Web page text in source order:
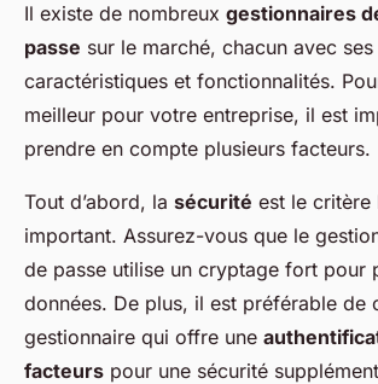
Il existe de nombreux gestionnaires
passe sur le marché, chacun avec
caractéristiques et fonctionnalités.
meilleur pour votre entreprise, il est
prendre en compte plusieurs facteurs.
Tout d’abord, la sécurité est le critère
important. Assurez-vous que le
de passe utilise un cryptage fort pour
données. De plus, il est préférable de
gestionnaire qui offre une
facteurs pour une sécurité